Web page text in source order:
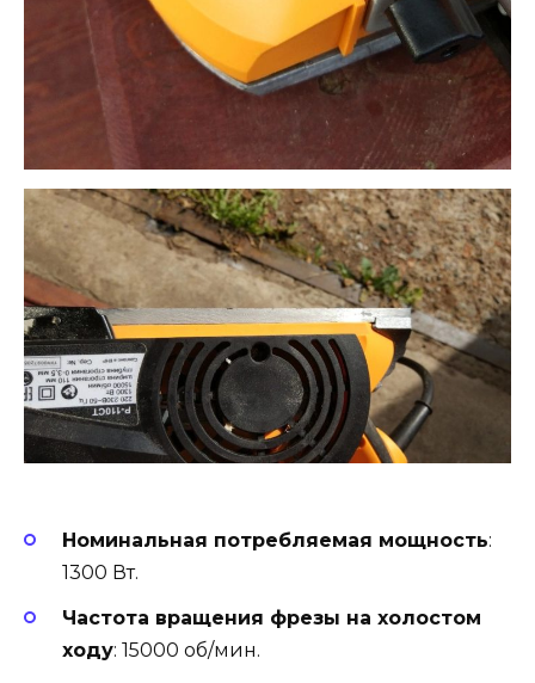
Номинальная потребляемая мощность:
1300 Вт.
Частота вращения фрезы на холостом
ходу: 15000 об/мин.